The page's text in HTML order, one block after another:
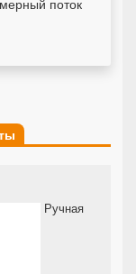
поток
Ручная